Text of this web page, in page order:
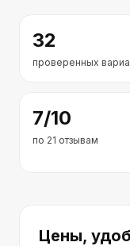
32
проверенных
7/10
по 21 отзывам
Цены,